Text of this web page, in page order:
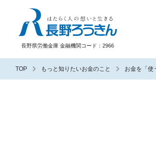
長野県労働金庫 金融機関コード：2966
TOP もっと知りたいお金のこと お金を「使